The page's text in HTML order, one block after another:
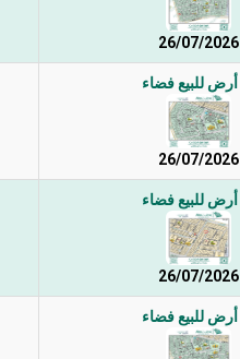
26/07/2026
أرض للبيع فضاء
26/07/2026
أرض للبيع فضاء
26/07/2026
أرض للبيع فضاء